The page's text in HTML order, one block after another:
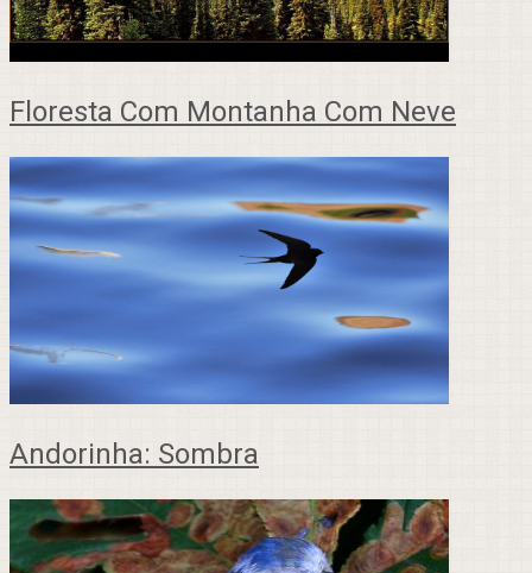
Floresta Com Montanha Com Neve
Andorinha: Sombra